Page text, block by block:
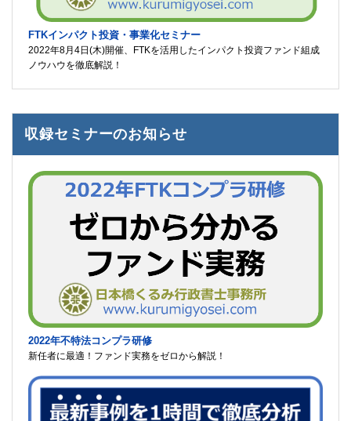
FTKインパクト投資・事業化セミナー
2022年8月4日(木)開催、FTKを活用したインパクト投資ファンド組成
ノウハウを徹底解説！
収録セミナーのお知らせ
2022年不特法コンプラ研修
新任者に最適！ファンド実務をゼロから解説！